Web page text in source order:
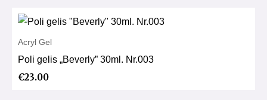
Acryl Gel
Poli gelis „Beverly” 30ml. Nr.003
€23.00